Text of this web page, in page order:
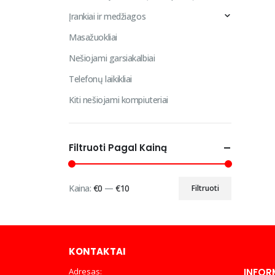
Įrankiai ir medžiagos
Masažuokliai
Nešiojami garsiakalbiai
Telefonų laikikliai
Kiti nešiojami kompiuteriai
Filtruoti Pagal Kainą
Filtruoti
Kaina: €0 —€10
KONTAKTAI
Adresas: